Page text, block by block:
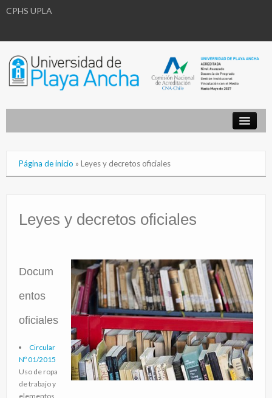
CPHS UPLA
Somos
Sitios relacionados
Página de inicio » Leyes y decretos oficiales
Leyes y decretos oficiales
Docum
entos
oficiales
Circular
Nº 01/2015
Uso de ropa
de trabajo y
elementos